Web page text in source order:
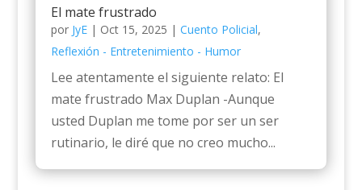
El mate frustrado
por JyE| Oct 15, 2025 | Cuento Policial,
Reflexión - Entretenimiento - Humor
Lee atentamente el siguiente relato: El
mate frustrado Max Duplan -Aunque
usted Duplan me tome por ser un ser
rutinario, le diré que no creo mucho...